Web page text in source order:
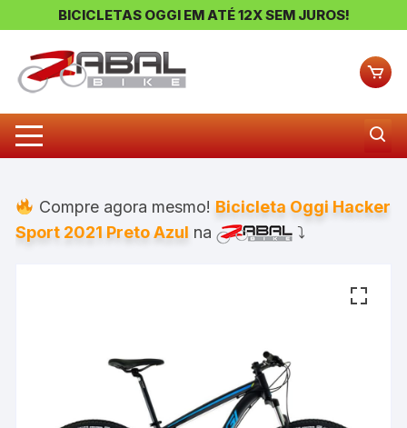
BICICLETAS OGGI EM ATÉ 12X SEM JUROS!
Compre agora mesmo! Bicicleta Oggi Hacker
Sport 2021 Preto Azul na ⤵